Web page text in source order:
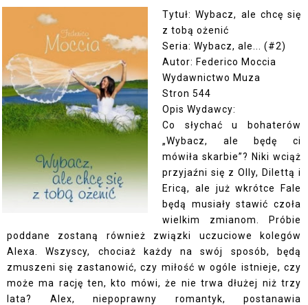
Tytuł: Wybacz, ale chcę się
z tobą ożenić
Seria: Wybacz, ale... (#2)
Autor: Federico Moccia
Wydawnictwo Muza
Stron 544
Opis Wydawcy:
Co słychać u bohaterów
„Wybacz, ale będę ci
mówiła skarbie”? Niki wciąż
przyjaźni się z Olly, Dilettą i
Ericą, ale już wkrótce Fale
będą musiały stawić czoła
wielkim zmianom. Próbie
poddane zostaną również związki uczuciowe kolegów
Alexa. Wszyscy, chociaż każdy na swój sposób, będą
zmuszeni się zastanowić, czy miłość w ogóle istnieje, czy
może ma rację ten, kto mówi, że nie trwa dłużej niż trzy
lata? Alex, niepoprawny romantyk, postanawia